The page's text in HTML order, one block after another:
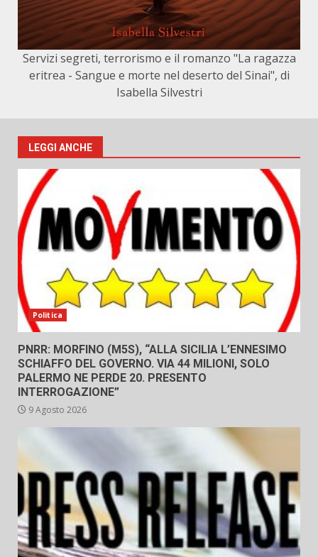
Servizi segreti, terrorismo e il romanzo "La ragazza
eritrea - Sangue e morte nel deserto del Sinai", di
Isabella Silvestri
LEGGI ANCHE
Politica
PNRR: MORFINO (M5S), “ALLA SICILIA L’ENNESIMO
SCHIAFFO DEL GOVERNO. VIA 44 MILIONI, SOLO
PALERMO NE PERDE 20. PRESENTO
INTERROGAZIONE”
9 Agosto 2026